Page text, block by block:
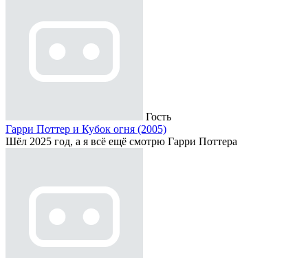
Гость
Гарри Поттер и Кубок огня (2005)
Шёл 2025 год, а я всё ещё смотрю Гарри Поттера